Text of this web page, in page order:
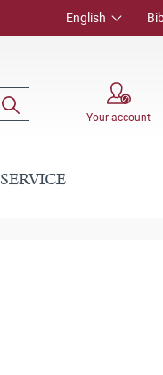
English
Your account
SERVICE